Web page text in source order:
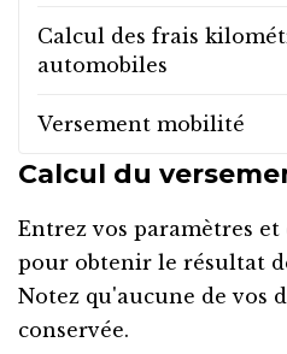
Calcul du
Entrez vos paramètres
pour obtenir le résultat
Notez qu'aucune de vos
conservée.
Calcul des frais
automobiles
Versement mobilité